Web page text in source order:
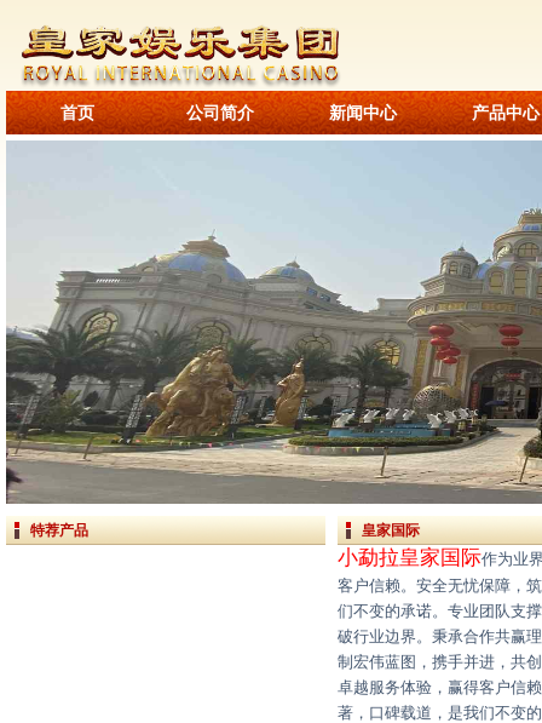
首页 公司简介 新闻中心 产品中心
特荐产品 皇家国际
小勐拉皇家国际作为业
客户信赖。安全无忧保障，
们不变的承诺。专业团队支
破行业边界。秉承合作共赢
制宏伟蓝图，携手并进，共
卓越服务体验，赢得客户信
著，口碑载道，是我们不变